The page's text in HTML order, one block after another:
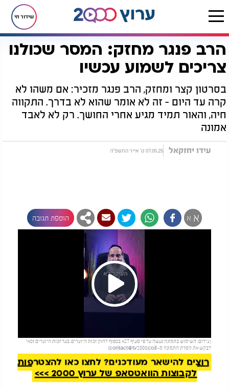
שידור חי
דף הבית יהדות הרב פנגר מחזק: המסר שכולנו צריכים לשמוע עכשיו
הרב פנגר מחזק: המסר שכולנו
צריכים לשמוע עכשיו
בסרטון קצר ומחזק, הרב פנגר מזכיר: אם משהו לא
קרה עד היום - זה לא אומר שהוא לא בדרך. התקווה
חיה, והאור תמיד מגיע אחרי החושך. רק לא לאבד
אמונה
עידו יחזקאל 07.05.25 ט' אייר התשפ"ה
א א הוספת תגובה
Play
Video
(צילום: השימוש בתמונה נעשה על פי סעיף 27א בכפוף לחוק זכות היוצרים. בעל זכות היוצרים זכאי
לבקש את הסרת התמונה מ- contact@tv2000.co.il
)
רוצים להישאר מעודכנים? לחצו כאן להצטרפות
לקבוצות הוואטסאפ של ערוץ 2000 >>>